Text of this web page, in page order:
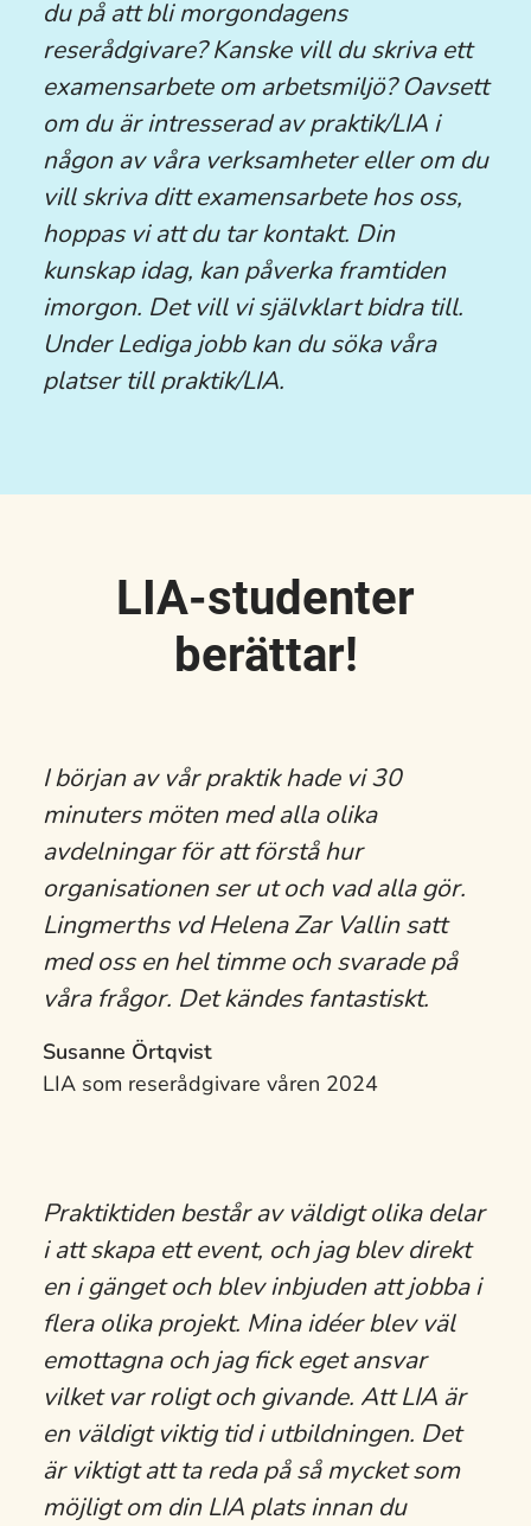
du på att bli morgondagens
reserådgivare? Kanske vill du skriva ett
examensarbete om arbetsmiljö? Oavsett
om du är intresserad av praktik/LIA i
någon av våra verksamheter eller om du
vill skriva ditt examensarbete hos oss,
hoppas vi att du tar kontakt. Din
kunskap idag, kan påverka framtiden
imorgon. Det vill vi självklart bidra till.
Under Lediga jobb kan du söka våra
platser till praktik/LIA.
LIA-studenter
berättar!
I början av vår praktik hade vi 30
minuters möten med alla olika
avdelningar för att förstå hur
organisationen ser ut och vad alla gör.
Lingmerths vd Helena Zar Vallin satt
med oss en hel timme och svarade på
våra frågor. Det kändes fantastiskt.
Susanne Örtqvist
LIA som reserådgivare våren 2024
Praktiktiden består av väldigt olika delar
i att skapa ett event, och jag blev direkt
en i gänget och blev inbjuden att jobba i
flera olika projekt. Mina idéer blev väl
emottagna och jag fick eget ansvar
vilket var roligt och givande. Att LIA är
en väldigt viktig tid i utbildningen. Det
är viktigt att ta reda på så mycket som
möjligt om din LIA plats innan du